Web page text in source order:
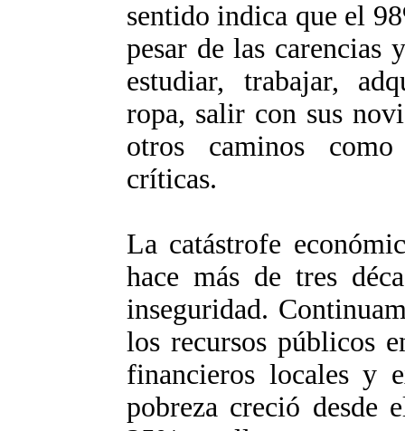
sentido indica que el
pesar de las carencias
estudiar, trabajar,
ropa, salir con sus
otros caminos como
críticas.
La catástrofe
hace más de tres
inseguridad.
los recursos públicos
financieros locales y
pobreza creció desde